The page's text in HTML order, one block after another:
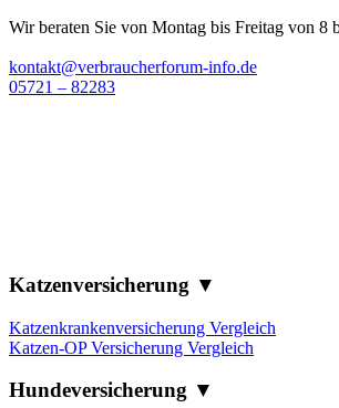
Wir beraten Sie von Montag bis Freitag von 8
kontakt@verbraucherforum-info.de
05721 – 82283
Katzenversicherung ▼
Katzenkrankenversicherung Vergleich
Katzen-OP Versicherung Vergleich
Hundeversicherung ▼